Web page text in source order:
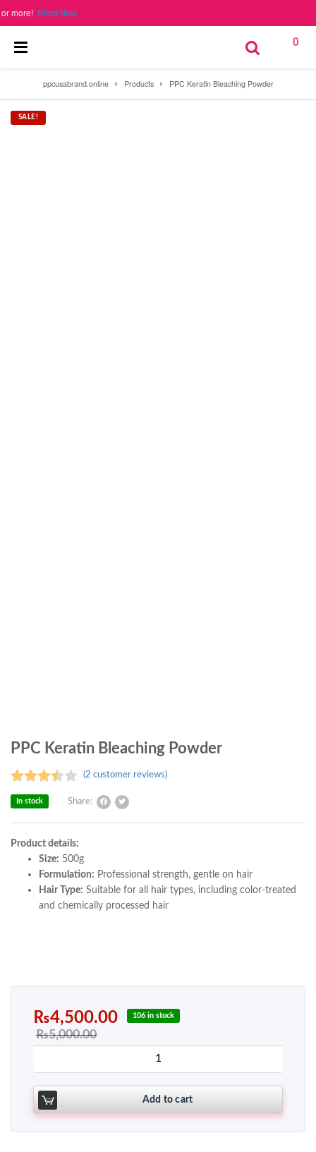
Shop Now
0
ppcusabrand.online Products PPC Keratin Bleaching Powder
SALE!
PPC Keratin Bleaching Powder
Share:
Rated
based
2
customer
ratings
(2 customer reviews)
In stock
Product details:
Size: 500g
Formulation: Professional strength, gentle on hair
Hair Type: Suitable for all hair types, including color-treated
and chemically processed hair
₨5,000.00
₨4,500.00 106 in stock
Add to cart